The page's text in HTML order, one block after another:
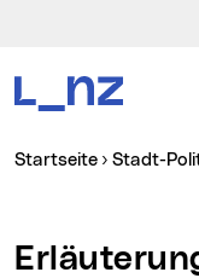
Sie sind hier:
Startseite Stadt-
Erläuterungen zum